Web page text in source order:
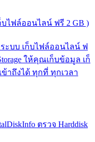
บไฟล์ออนไลน์ ฟรี 2 GB )
ะบบ เก็บไฟล์ออนไลน์ ฟ
ให้คุณเก็บข้อมูล เก็
าถึงได้ ทุกที่ ทุกเวลา
ตรวจ Harddisk